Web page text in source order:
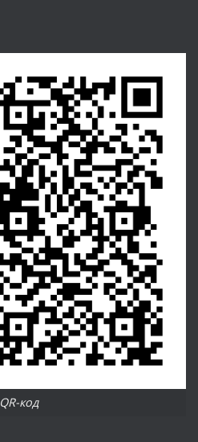
QR-код